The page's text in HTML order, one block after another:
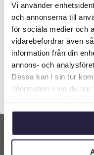
Vi använder
och annonserna till
för sociala medier och
vidarebefordrar även
information från din
annons- och
Dessa kan i sin tur
information som du
Ljusstake | Lykta/
729kr
Lägg till i
Vilken typ av kund